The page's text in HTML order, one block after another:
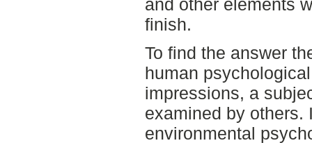
finish.
To find the answer
human
impressions, a
examined by others.
environmental